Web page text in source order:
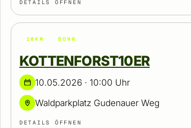
DETAILS ÖFFNEN
10KM BONN
KOTTENFORST10ER
10.05.2026 · 10:00 Uhr
Waldparkplatz Gudenauer Weg
DETAILS ÖFFNEN